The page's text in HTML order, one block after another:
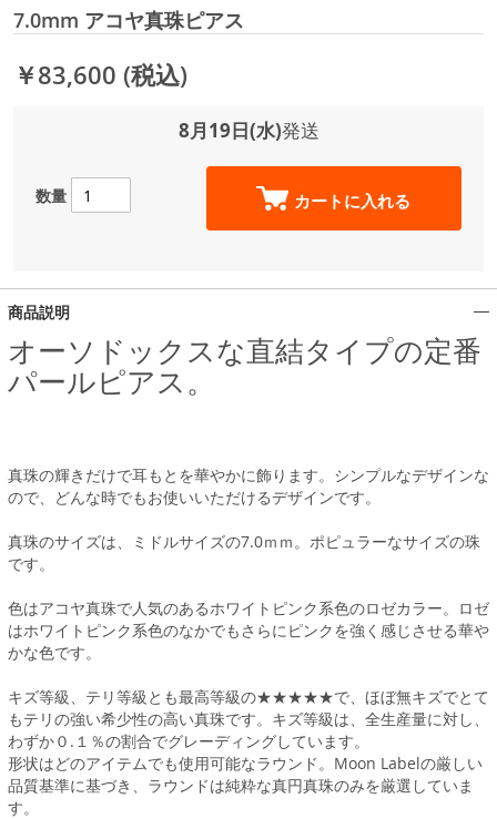
7.0mm アコヤ真珠ピアス
￥83,600 (税込)
8月19日(水)発送
数量 カートに入れる
商品説明
オーソドックスな直結タイプの定番
パールピアス。
真珠の輝きだけで耳もとを華やかに飾ります。シンプルなデザインな
ので、どんな時でもお使いいただけるデザインです。
真珠のサイズは、ミドルサイズの7.0ｍｍ。ポピュラーなサイズの珠
です。
色はアコヤ真珠で人気のあるホワイトピンク系色のロゼカラー。ロゼ
はホワイトピンク系色のなかでもさらにピンクを強く感じさせる華や
かな色です。
キズ等級、テリ等級とも最高等級の★★★★★で、ほぼ無キズでとて
もテリの強い希少性の高い真珠です。キズ等級は、全生産量に対し、
わずか０.１％の割合でグレーディングしています。
形状はどのアイテムでも使用可能なラウンド。Moon Labelの厳しい
品質基準に基づき、ラウンドは純粋な真円真珠のみを厳選していま
す。